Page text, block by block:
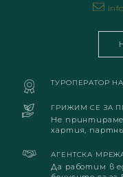
ТУРОПЕРАТОР
ГРИЖИМ СЕ ЗА
Не принтираме
хартия,
АГЕНТСКА
Да работим в